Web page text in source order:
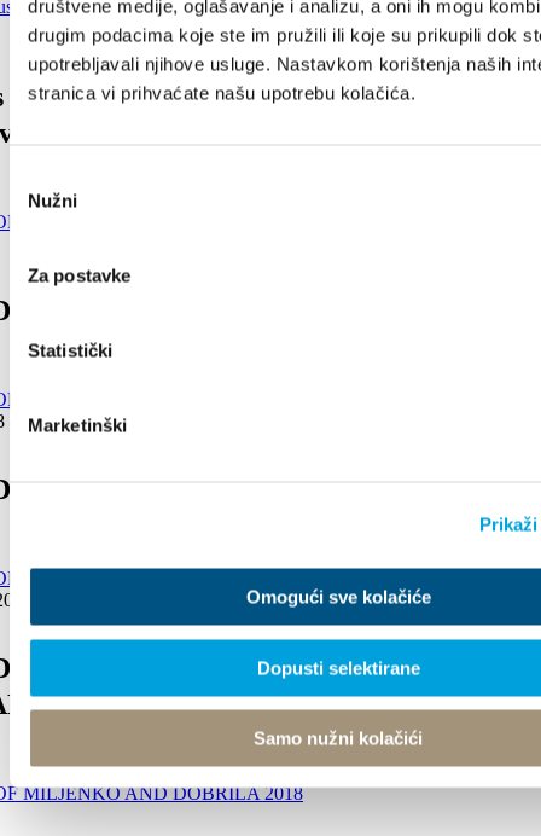
društvene medije, oglašavanje i analizu, a oni ih mogu
drugim podacima koje ste im pružili ili koje su prikupili dok
upotrebljavali njihove usluge. Nastavkom korištenja naših
stranica vi prihvaćate našu upotrebu kolačića.
pristanka
Nužni
Za postavke
Statistički
Marketinški
Omogući sve kolačiće
Dopusti selektirane
Samo nužni kolačići
evenings - Vanna and women's
OF MILJENKO AND DOBRILA 2020
août 2019
OF MILJENKO AND DOBRILA 2019
OF MILJENKO AND DOBRILA-
2018